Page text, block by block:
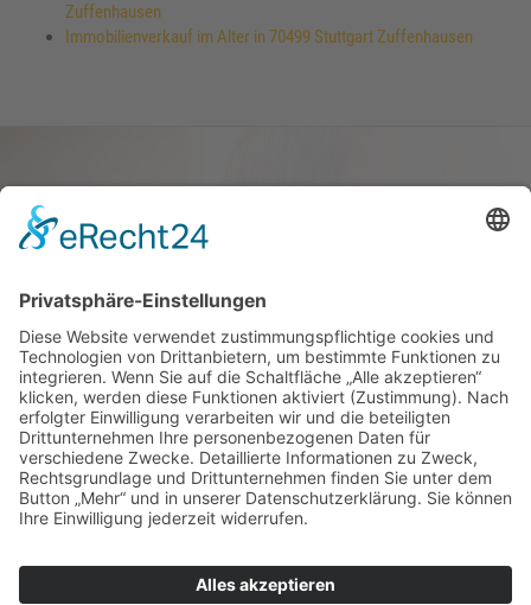
Zuffenhausen
Immobilienverkauf im Alter in 70499 Stuttgart Zuffenhausen
verkaufen und darin
wohnen bleiben
Verkaufen Sie Ihr Haus oder Ihre
Eigen­tums­woh­nung und bleiben Sie
darin wohnen.
Jetzt Ermittlung starten »